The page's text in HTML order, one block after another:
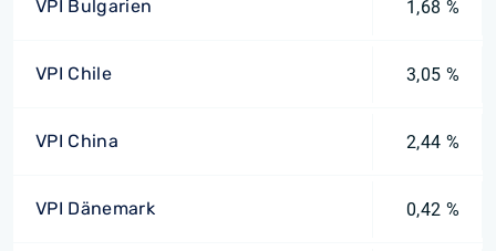
VPI Bulgarien 1,68 %
VPI Chile 3,05 %
VPI China 2,44 %
VPI Dänemark 0,42 %